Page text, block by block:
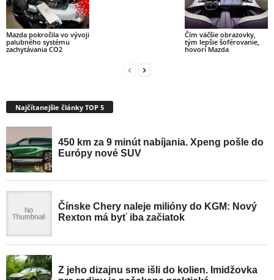
Mazda pokročila vo vývoji
palubného systému
zachytávania CO2
Čím väčšie obrazovky,
tým lepšie šoférovanie,
hovorí Mazda
Najčítanejšie články TOP 5